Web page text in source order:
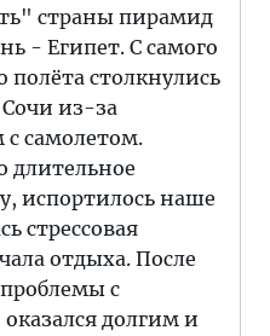
страны пирамид
- Египет. С самого
столкнулись
Сочи из-за
с самолетом.
длительное
испортилось наше
стрессовая
отдыха. После
с
долгим и